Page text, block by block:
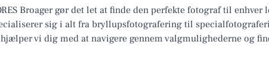
Broager gør det let at finde den perfekte fotograf til
sig i alt fra bryllupsfotografering til
vi dig med at navigere gennem valgmulighederne og